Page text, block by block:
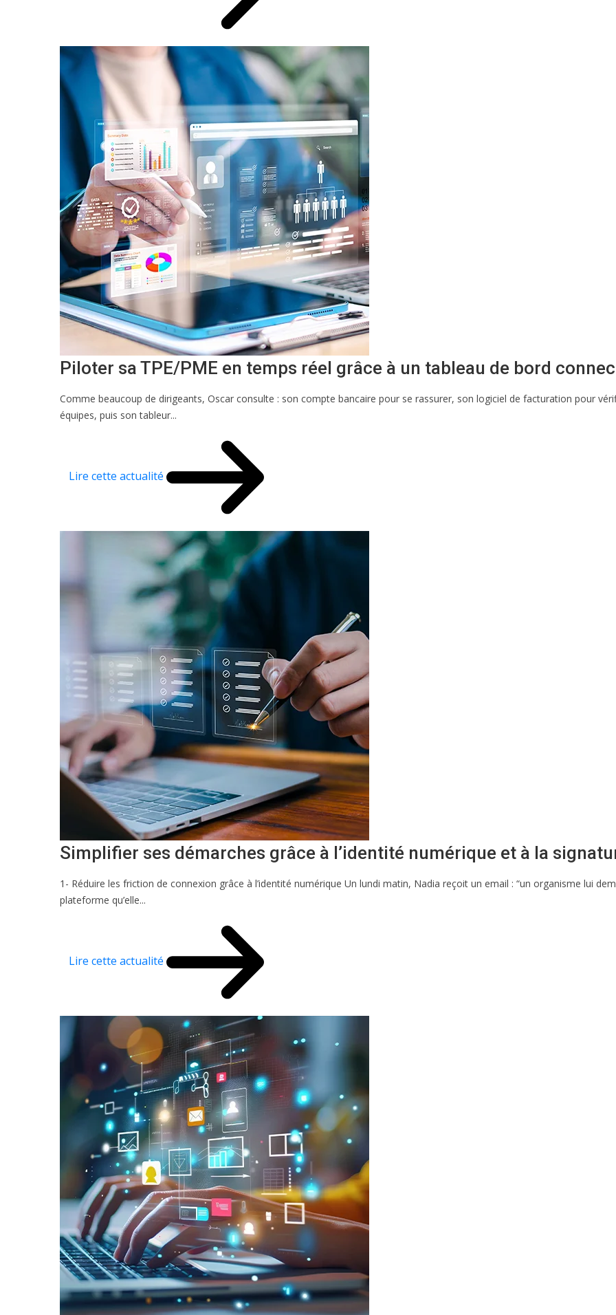
Piloter sa TPE/PME en temps réel grâce à un tableau de bord
Comme beaucoup de dirigeants, Oscar consulte : son compte bancaire pour se rassurer, son logiciel de facturation pour
équipes, puis son tableur...
Lire cette actualité
Simplifier ses démarches grâce à l’identité numérique et à la
1- Réduire les friction de connexion grâce à l’identité numérique Un lundi matin, Nadia reçoit un email : “un organisme lui
plateforme qu’elle...
Lire cette actualité